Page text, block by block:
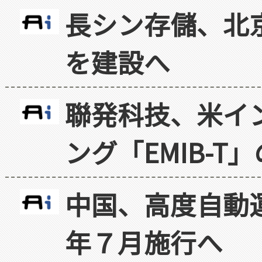
長シン存儲、北
を建設へ
聯発科技、米イ
ング「EMIB-T
中国、高度自
年７月施行へ